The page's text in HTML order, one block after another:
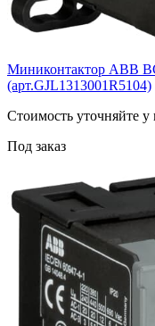
Миниконтактор ABB
(арт.GJL1313001R5104)
Cтоимость уточняйте у
Под заказ